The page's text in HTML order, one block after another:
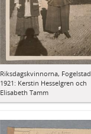
Riksdagskvinnorna, Fogelstad
1921: Kerstin Hesselgren och
Elisabeth Tamm